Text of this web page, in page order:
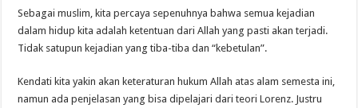
Sebagai muslim, kita percaya sepenuhnya bahwa semua kejadian
dalam hidup kita adalah ketentuan dari Allah yang pasti akan terjadi.
Tidak satupun kejadian yang tiba-tiba dan “kebetulan”.
Kendati kita yakin akan keteraturan hukum Allah atas alam semesta ini,
namun ada penjelasan yang bisa dipelajari dari teori Lorenz. Justru